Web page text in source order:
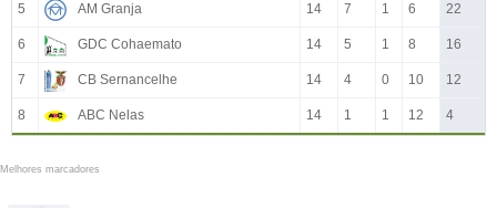
5 AM Granja 14 7 1 6 22
6 GDC Cohaemato 14 5 1 8 16
7 CB Sernancelhe 14 4 0 10 12
8 ABC Nelas 14 1 1 12 4
Melhores marcadores